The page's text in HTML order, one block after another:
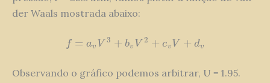
der Waals mostrada abaixo:
f = av V 3 + bv V 2 + cv V + dv
f=avV 3+ bvV2+ cv V+dv
Observando o gráfico podemos arbitrar, U = 1.95.